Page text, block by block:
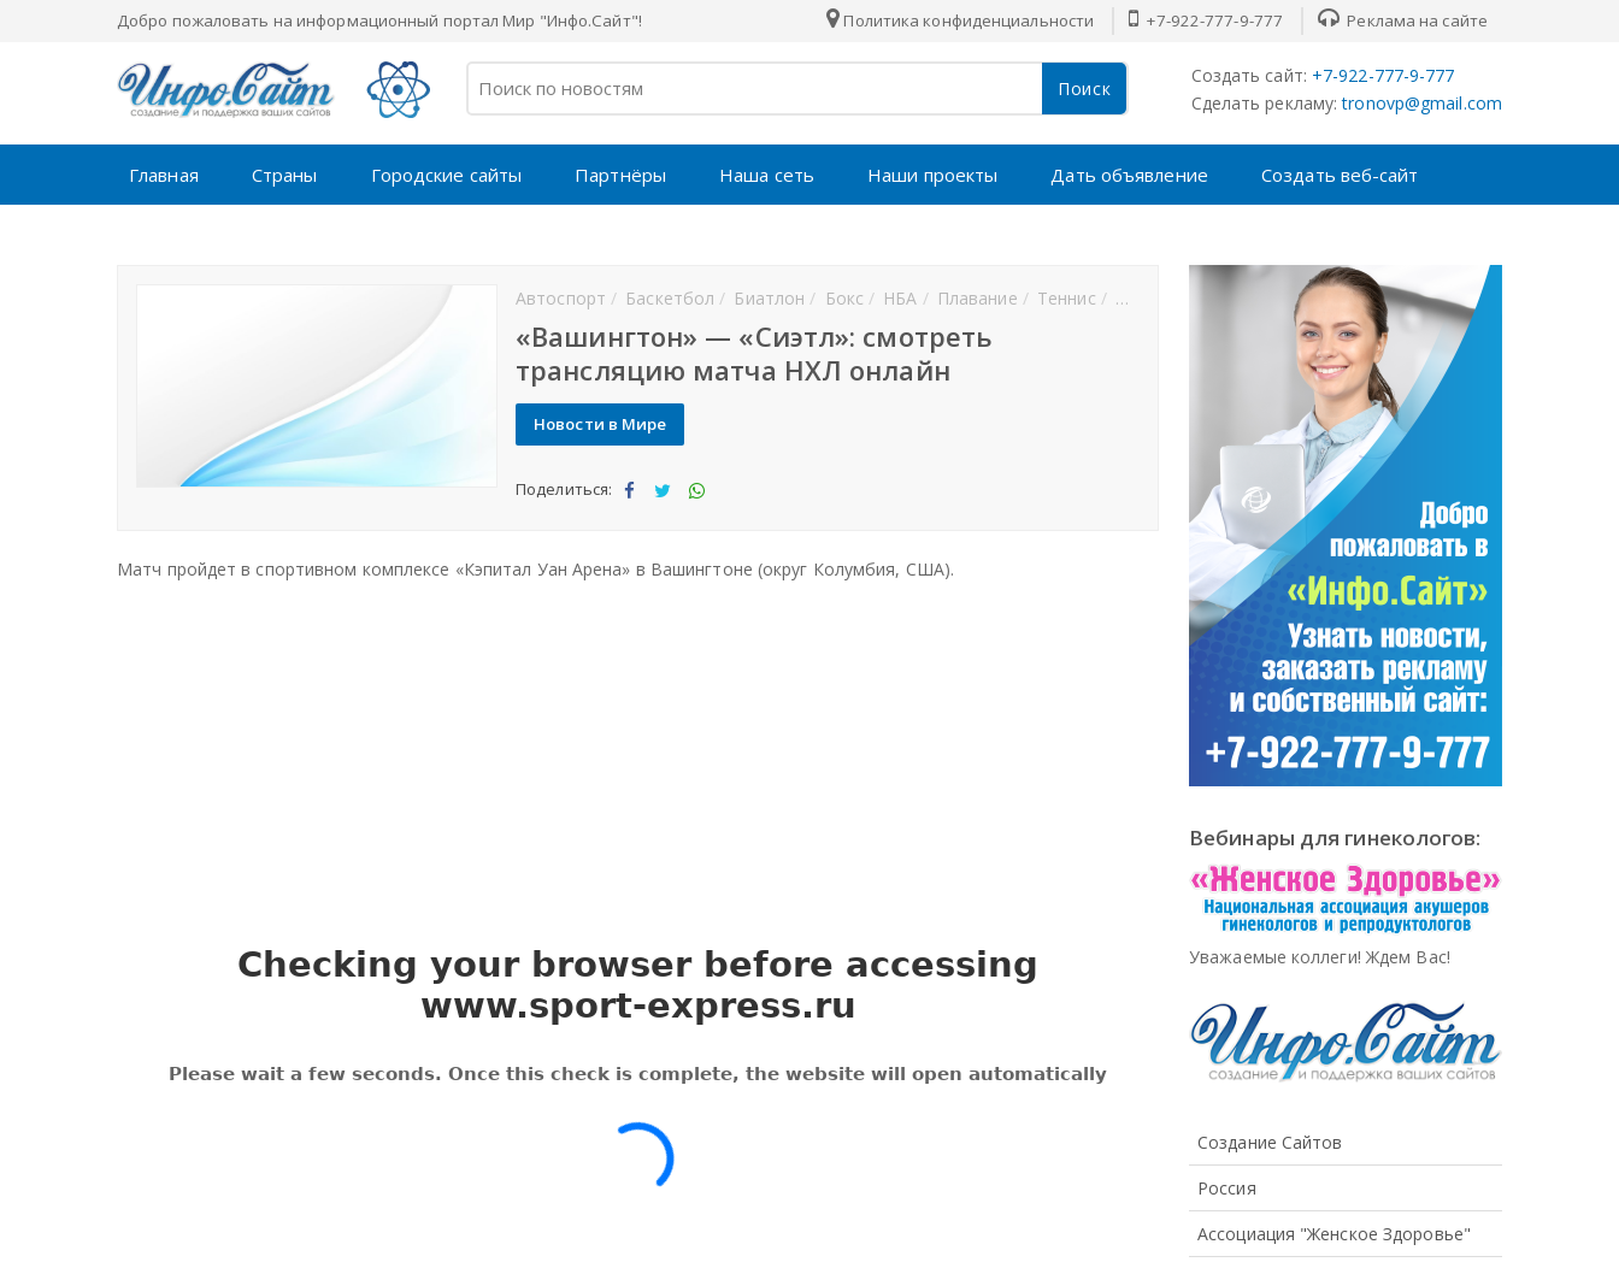
Добро пожаловать на информационный портал Мир "Инфо.Сайт"! Политика конфиденциальности +7-922-777-9-777 Реклама на сайте
Поиск
Создать сайт: +7-922-777-9-777
Сделать рекламу: tronovp@gmail.com
Главная Страны Городские сайты Партнёры Наша сеть Наши проекты Дать объявление Создать веб-сайт
Автоспорт Баскетбол Биатлон Бокс НБА Плавание Теннис Футбол MMA Новости спорта
«Вашингтон» — «Сиэтл»: смотреть
трансляцию матча НХЛ онлайн
Новости в Мире
Поделиться:
тьс тьс тьс
Матч пройдет в спортивном комплексе «Кэпитал Уан Арена» в Вашингтоне (округ Колумбия, США).
Вебинары для гинекологов:
Уважаемые коллеги! Ждем Вас!
Создание Сайтов
Россия
Ассоциация "Женское Здоровье"